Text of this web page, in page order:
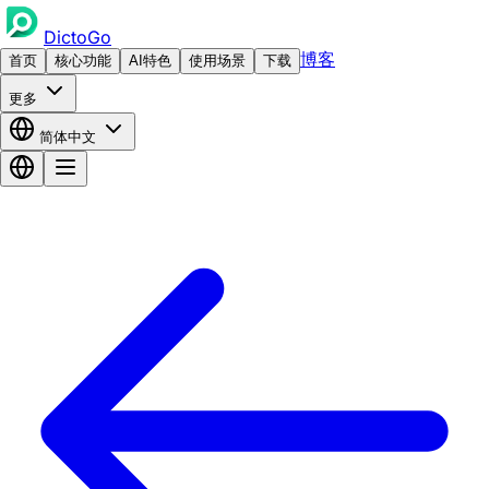
DictoGo
首页 核心功能 AI特色 使用场景 下载 博客
更多
简体中文